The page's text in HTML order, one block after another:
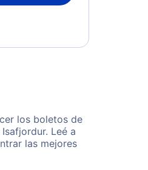
los boletos de
Leé a
las mejores